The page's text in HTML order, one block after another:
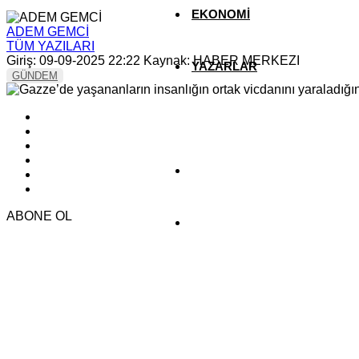
EKONOMİ
YAZARLAR
ADEM GEMCİ
TÜM YAZILARI
Giriş: 09-09-2025 22:22 Kaynak: HABER MERKEZI
GÜNDEM
ABONE OL